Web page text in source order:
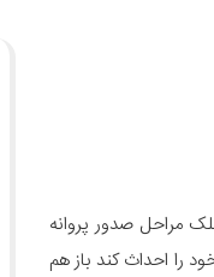
مراحل صدور پروانه
را احداث کند باز هم